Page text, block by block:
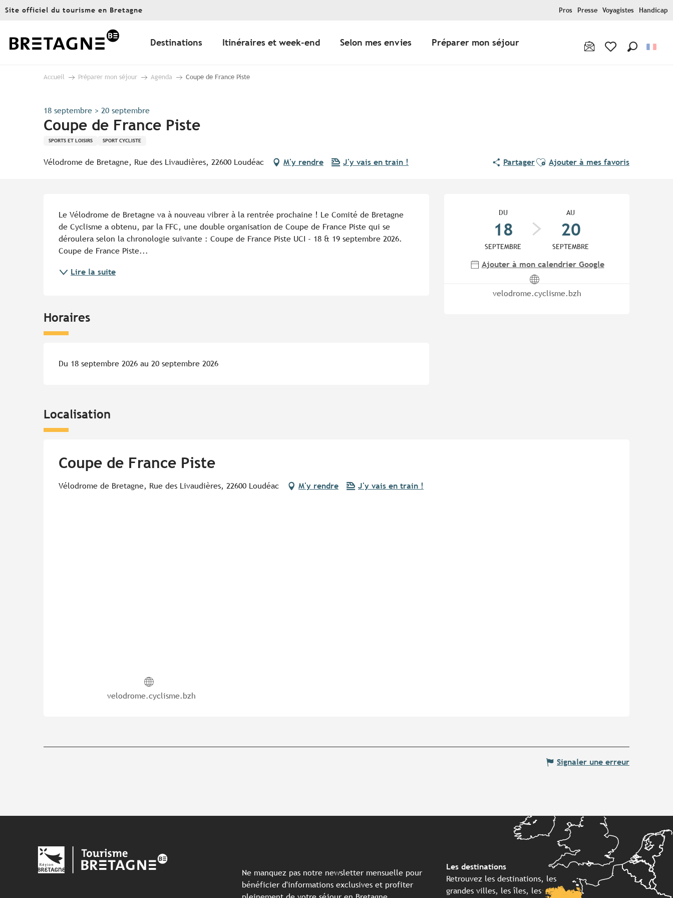
Aller
principal
Site officiel du tourisme en Bretagne Pros Presse Voyagistes Handicap
Destinations Itinéraires et week-end Selon mes envies Préparer mon séjour
Accueil Préparer mon séjour Agenda Coupe de France Piste
18 septembre > 20 septembre
Coupe de France Piste
SPORTS ET LOISIRS SPORT CYCLISTE
Vélodrome de Bretagne, Rue des Livaudières, 22600 Loudéac M'y rendre J'y vais en train ! PartagerAjouter aux favoris
Ajouter à mes favoris
DU
18
SEPTEMBRE
AU
20
SEPTEMBRE
Ajouter à mon calendrier Google
velodrome.cyclisme.bzh
Le Vélodrome de Bretagne va à nouveau vibrer à la rentrée prochaine ! Le Comité de Bretagne
de Cyclisme a obtenu, par la FFC, une double organisation de Coupe de France Piste qui se
déroulera selon la chronologie suivante : Coupe de France Piste UCI - 18 & 19 septembre 2026.
Coupe de France Piste...
Lire la suite
Horaires
Du 18 septembre 2026 au 20 septembre 2026
Localisation
Coupe de France Piste
Vélodrome de Bretagne, Rue des Livaudières, 22600 Loudéac M'y rendre J'y vais en train !
velodrome.cyclisme.bzh
Signaler une erreur
Ne manquez pas notre newsletter mensuelle pour
bénéficier d'informations exclusives et profiter
Les destinations
Retrouvez les destinations, les
grandes villes, les îles, les